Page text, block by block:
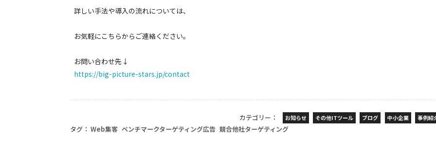
詳しい手法や導入の流れについては、
お気軽にこちらからご連絡ください。
お問い合わせ先↓
https://big-picture-stars.jp/contact
カテゴリー： お知らせ その他ITツール ブログ 中小企業 事例紹
タグ： Web集客 ベンチマークターゲティング広告 競合他社ターゲティング